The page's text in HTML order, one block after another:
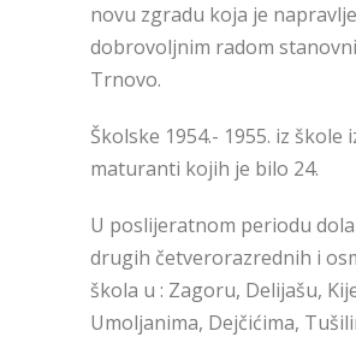
novu zgradu koja je
dobrovoljnim radom
Trnovo.
Školske 1954.- 1955. iz škole
maturanti kojih je bilo 24.
U poslijeratnom periodu
drugih četverorazrednih i
škola u : Zagoru, Delijašu,
Umoljanima, Dejčićima,